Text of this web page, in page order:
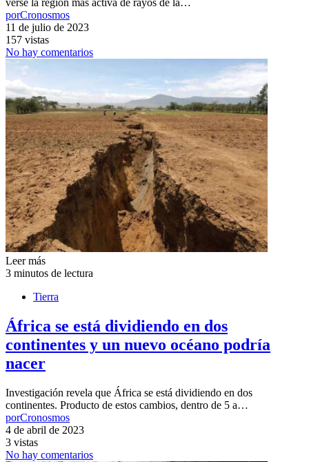
verse la región más activa de rayos de la…
porCronosmos
11 de julio de 2023
157 vistas
No hay comentarios
Leer más
3 minutos de lectura
Tierra
África se está dividiendo en dos
continentes y un nuevo océano podría
nacer
Investigación revela que África se está dividiendo en dos
continentes. Producto de estos cambios, dentro de 5 a…
porCronosmos
4 de abril de 2023
3 vistas
No hay comentarios